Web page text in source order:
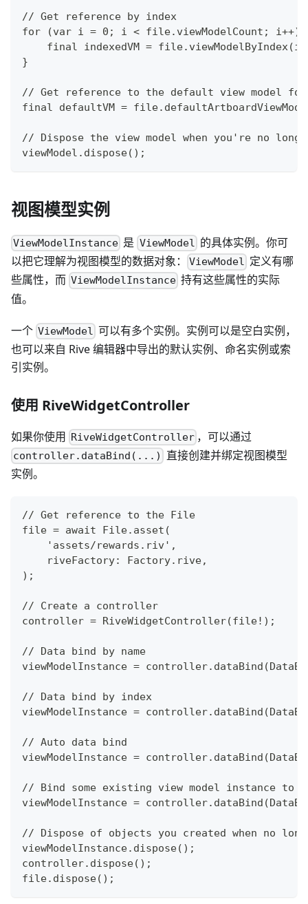
// Get reference by index
for (var i = 0; i < file.viewModelCount; i++)
final indexedVM =
}
// Get reference to the default view model for
final defaultVM =
// Dispose the view model when you're no
viewModel.dispose();
视图模型实例
ViewModelInstance 是 ViewModel 的具体实例。你可
以把它理解为视图模型的数据对象：
ViewModel 定义有哪
些属性，而 ViewModelInstance 持有这些属性的实际
值。
一个 ViewModel 可以有多个实例。实例可以是空白实例，
也可以来自 Rive 编辑器中导出的默认实例、命名实例或索
引实例。
使用 RiveWidgetController
如果你使用 RiveWidgetController ，可以通过
controller.dataBind(...)
直接创建并绑定视图模型
实例。
// Get reference to the File
file = await File.asset(
    'assets/rewards.riv',
    riveFactory: Factory.rive,
);
// Create a controller
controller = RiveWidgetController(file!);
// Data bind by name
viewModelInstance =
// Data bind by index
viewModelInstance =
// Auto data bind
viewModelInstance =
// Bind some existing view model instance to
viewModelInstance =
// Dispose of objects you created when no
viewModelInstance.dispose();
controller.dispose();
file.dispose();